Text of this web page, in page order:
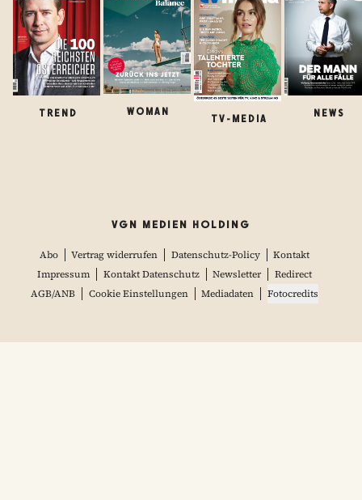
TREND WOMAN
TV-MEDIA
NEWS
VGN MEDIEN HOLDING
Abo Vertrag widerrufen Datenschutz-Policy
Kontakt
Impressum
Kontakt Datenschutz Newsletter
Redirect
AGB/ANB
Cookie Einstellungen Mediadaten Fotocredits